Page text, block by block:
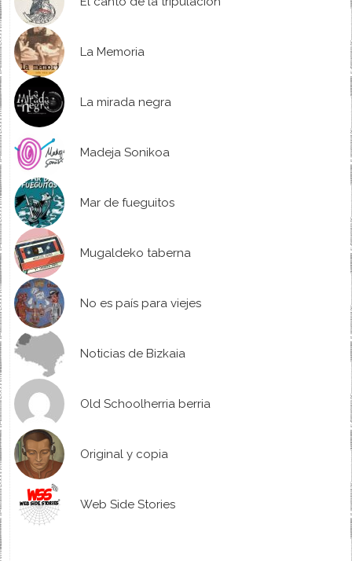
La Memoria
La mirada negra
Madeja Sonikoa
Mar de fueguitos
Mugaldeko taberna
No es país para viejes
Noticias de Bizkaia
Old Schoolherria berria
Original y copia
Web Side Stories